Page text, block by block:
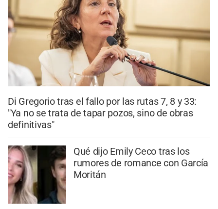
Di Gregorio tras el fallo por las rutas 7, 8 y 33:
"Ya no se trata de tapar pozos, sino de obras
definitivas"
Qué dijo Emily Ceco tras los
rumores de romance con García
Moritán